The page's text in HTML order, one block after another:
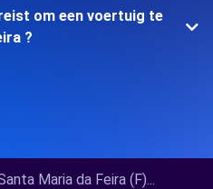
om een voertuig te
?
Maria da Feira (F)...